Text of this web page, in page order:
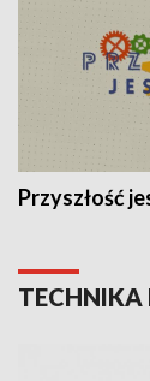
Przyszłość
TECHNIKA